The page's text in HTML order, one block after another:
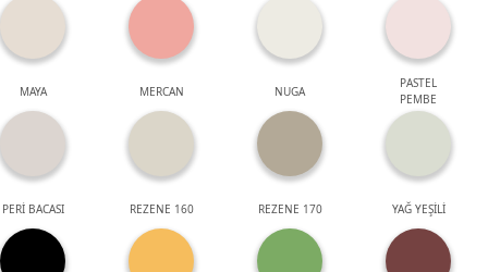
MAYA MERCAN NUGA
PASTEL
PEMBE
PERİ BACASI REZENE 160 REZENE 170 YAĞ YEŞİLİ